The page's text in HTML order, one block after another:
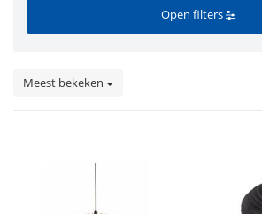
Open filters
Meest bekeken